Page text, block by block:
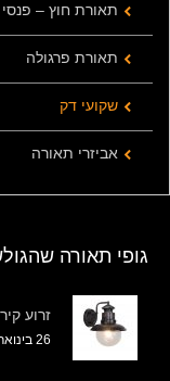
תאורת חוץ – פנסי
תאורת פרגולה
שקועי דק
אביזרי תאורה
גופי תאורה
זרוע קיר 522586
26 בינואר 2020